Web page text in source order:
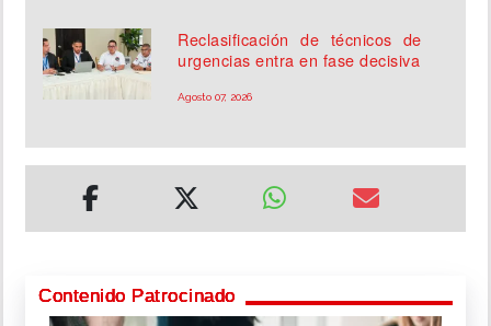
Reclasificación de técnicos de
urgencias entra en fase decisiva
Agosto 07, 2026
Contenido Patrocinado